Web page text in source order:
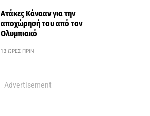
Ατάκες Κάνααν για την
αποχώρησή του από τον
Ολυμπιακό
13 ΏΡΕΣ ΠΡΙΝ
Advertisement